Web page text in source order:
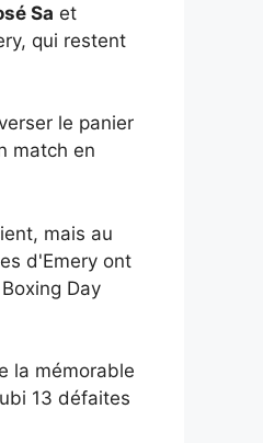
Sa et
qui restent
le panier
match en
mais au
d'Emery ont
Day
la mémorable
13 défaites